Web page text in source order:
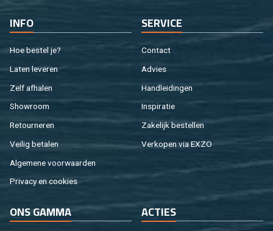
INFO
Hoe be­stel je?
Laten le­ve­ren
Zelf af­ha­len
Show­room
Re­tour­ne­ren
Vei­lig be­ta­len
Al­ge­me­ne voor­waar­den
Pri­va­cy en coo­kies
SER­VI­CE
Con­tact
Ad­vies
Hand­lei­din­gen
In­spi­ra­tie
Za­ke­lijk be­stel­len
Ver­ko­pen via EXZO
ONS GAMMA AC­TIES